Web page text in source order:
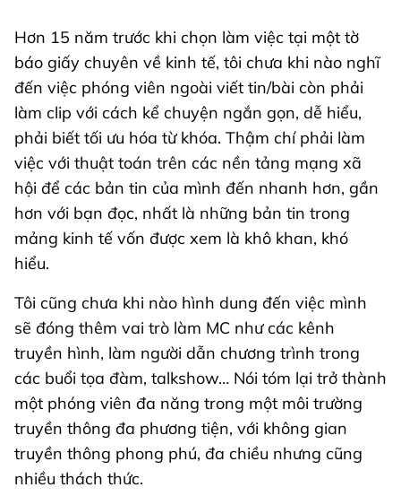
Hơn 15 năm trước khi chọn làm việc tại một tờ
báo giấy chuyên về kinh tế, tôi chưa khi nào nghĩ
đến việc phóng viên ngoài viết tin/bài còn phải
làm clip với cách kể chuyện ngắn gọn, dễ hiểu,
phải biết tối ưu hóa từ khóa. Thậm chí phải làm
việc với thuật toán trên các nền tảng mạng xã
hội để các bản tin của mình đến nhanh hơn, gần
hơn với bạn đọc, nhất là những bản tin trong
mảng kinh tế vốn được xem là khô khan, khó
hiểu.
Tôi cũng chưa khi nào hình dung đến việc mình
sẽ đóng thêm vai trò làm MC như các kênh
truyền hình, làm người dẫn chương trình trong
các buổi tọa đàm, talkshow… Nói tóm lại trở thành
một phóng viên đa năng trong một môi trường
truyền thông đa phương tiện, với không gian
truyền thông phong phú, đa chiều nhưng cũng
nhiều thách thức.